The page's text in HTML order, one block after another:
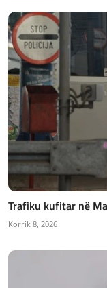
Trafiku kufitar në
Korrik 8, 2026